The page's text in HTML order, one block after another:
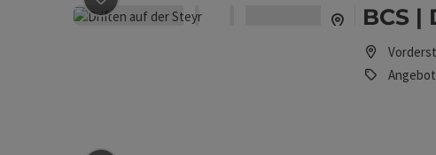
BCS
Angebot